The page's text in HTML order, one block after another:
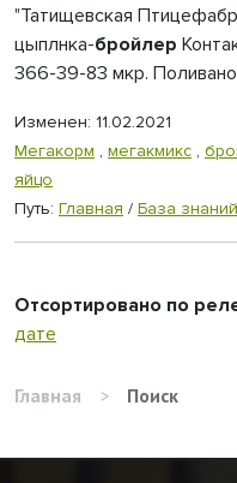
"Татищевская
цыплнка-бройлер
366-39-83 мкр.
Изменен: 11.02.2021
Мегакорм , мегакмикс ,
яйцо
Путь: Главная / База знаний
Отсортировано по
дате
Главная > Поиск